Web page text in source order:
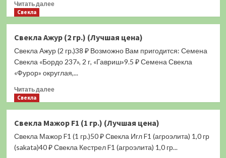
Читать далееПрочитать
Белое
Совершенство
F1
30
шт.
Свекла
Свекла Ажур (2 гр.) (Лучшая цена)
Свекла Ажур (2 гр.)38 ₽ Возможно Вам пригодится: Семена
Свекла «Бордо 237», 2 г, «Гавриш»9.5 ₽ Семена Свекла
«Фурор» округлая,...
Читать далееПрочитать
Ажур
(2
гр.)
Свекла
Свекла Мажор F1 (1 гр.) (Лучшая цена)
Свекла Мажор F1 (1 гр.)50 ₽ Свекла Игл F1 (агроэлита) 1,0 гр
(sakata)40 ₽ Свекла Кестрел F1 (агроэлита) 1,0 гр...